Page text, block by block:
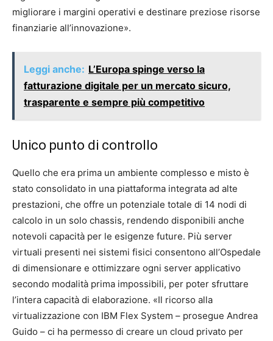
migliorare i margini operativi e destinare preziose risorse
finanziarie all’innovazione».
Leggi anche: L’Europa spinge verso la
fatturazione digitale per un mercato sicuro,
trasparente e sempre più competitivo
Unico punto di controllo
Quello che era prima un ambiente complesso e misto è
stato consolidato in una piattaforma integrata ad alte
prestazioni, che offre un potenziale totale di 14 nodi di
calcolo in un solo chassis, rendendo disponibili anche
notevoli capacità per le esigenze future. Più server
virtuali presenti nei sistemi fisici consentono all’Ospedale
di dimensionare e ottimizzare ogni server applicativo
secondo modalità prima impossibili, per poter sfruttare
l’intera capacità di elaborazione. «Il ricorso alla
virtualizzazione con IBM Flex System – prosegue Andrea
Guido – ci ha permesso di creare un cloud privato per